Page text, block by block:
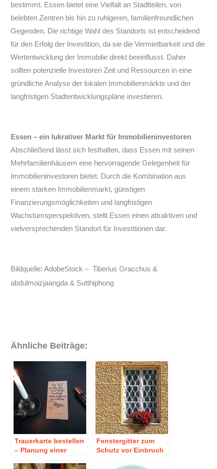
bestimmt. Essen bietet eine Vielfalt an Stadtteilen, von
belebten Zentren bis hin zu ruhigeren, familienfreundlichen
Gegenden. Die richtige Wahl des Standorts ist entscheidend
für den Erfolg der Investition, da sie die Vermietbarkeit und die
Wertentwicklung der Immobilie direkt beeinflusst. Daher
sollten potenzielle Investoren Zeit und Ressourcen in eine
gründliche Analyse der lokalen Immobilienmärkte und der
langfristigen Stadtentwicklungspläne investieren.
Essen – ein lukrativer Markt für Immobilieninvestoren
Abschließend lässt sich festhalten, dass Essen mit seinen
Mehrfamilienhäusern eine hervorragende Gelegenheit für
Immobilieninvestoren bietet. Durch die Kombination aus
einem starken Immobilienmarkt, günstigen
Finanzierungsmöglichkeiten und langfristigen
Wachstumsperspektiven, stellt Essen einen attraktiven und
vielversprechenden Standort für Investitionen dar.
Bildquelle: AdobeStock –Tiberius Gracchus &
abdulmoizjaangda & Sutthiphong
Ähnliche Beiträge:
Trauerkarte bestellen
– Planung einer
Fenstergitter zum
Schutz vor Einbruch